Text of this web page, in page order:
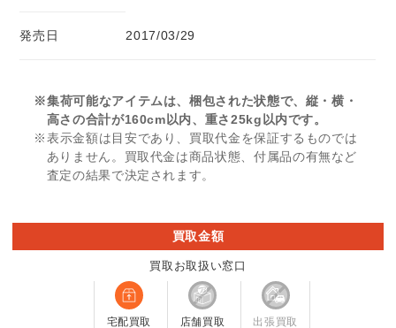
発売日 2017/03/29
※集荷可能なアイテムは、梱包された状態で、縦・横・
高さの合計が160cm以内、重さ25kg以内です。
※表示金額は目安であり、買取代金を保証するものでは
ありません。買取代金は商品状態、付属品の有無など
査定の結果で決定されます。
買取金額
買取お取扱い窓口
宅配買取 店舗買取 出張買取